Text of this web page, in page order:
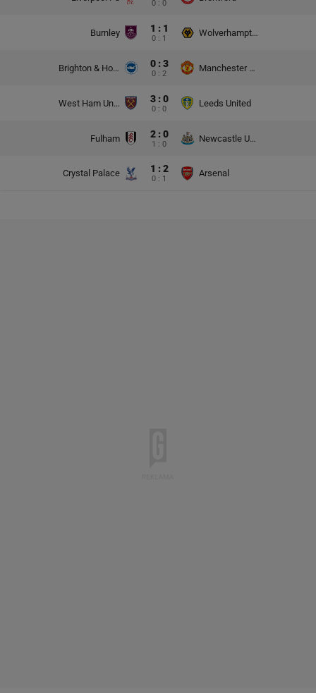
0 : 0
Burnley 1 : 1
0 : 1
Wolverhampton Wanderers
Brighton & Hove Albion 0 : 3
0 : 2
Manchester United
West Ham United 3 : 0
0 : 0
Leeds United
Fulham 2 : 0
1 : 0
Newcastle United
Crystal Palace 1 : 2
0 : 1
Arsenal